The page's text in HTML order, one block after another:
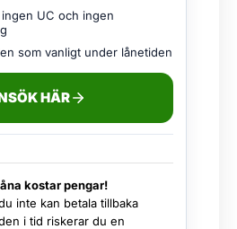
UC och ingen
som vanligt under lånetiden
HÄR
kostar pengar!
inte kan betala tillbaka
i tid riskerar du en